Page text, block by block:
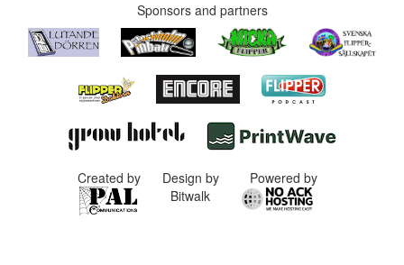
Sponsors and partners
Created by
Design by
Bitwalk
Powered by